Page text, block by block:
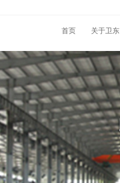
首页 关于卫东